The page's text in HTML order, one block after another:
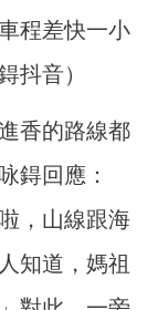
程差快一小
抖音）
香的路線都
鍀回應：
，山線跟海
知道，媽祖